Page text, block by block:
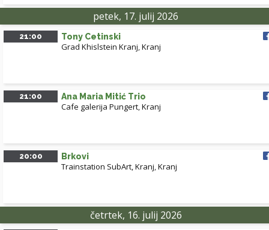
petek, 17. julij 2026
21:00 Tony Cetinski
Grad Khislstein Kranj,Kranj
21:00 Ana Maria Mitić Trio
Cafe galerija Pungert,Kranj
20:00 Brkovi
Trainstation SubArt, Kranj,Kranj
četrtek, 16. julij 2026